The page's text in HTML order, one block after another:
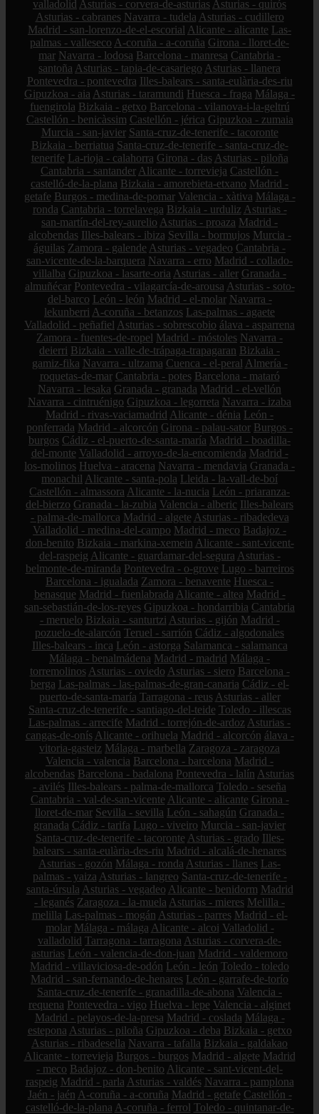
valladolid Asturias - corvera-de-asturias Asturias - quirós
Asturias - cabranes Navarra - tudela Asturias - cudillero
Madrid - san-lorenzo-de-el-escorial Alicante - alicante Las-
palmas - valleseco A-coruña - a-coruña Girona - lloret-de-
mar Navarra - lodosa Barcelona - manresa Cantabria -
santoña Asturias - tapia-de-casariego Asturias - llanera
Pontevedra - pontevedra Illes-balears - santa-eulària-des-riu
Gipuzkoa - aia Asturias - taramundi Huesca - fraga Málaga -
fuengirola Bizkaia - getxo Barcelona - vilanova-i-la-geltrú
Castellón - benicàssim Castellón - jérica Gipuzkoa - zumaia
Murcia - san-javier Santa-cruz-de-tenerife - tacoronte
Bizkaia - berriatua Santa-cruz-de-tenerife - santa-cruz-de-
tenerife La-rioja - calahorra Girona - das Asturias - piloña
Cantabria - santander Alicante - torrevieja Castellón -
castelló-de-la-plana Bizkaia - amorebieta-etxano Madrid -
getafe Burgos - medina-de-pomar Valencia - xàtiva Málaga -
ronda Cantabria - torrelavega Bizkaia - urduliz Asturias -
san-martín-del-rey-aurelio Asturias - proaza Madrid -
alcobendas Illes-balears - ibiza Sevilla - bormujos Murcia -
águilas Zamora - galende Asturias - vegadeo Cantabria -
san-vicente-de-la-barquera Navarra - erro Madrid - collado-
villalba Gipuzkoa - lasarte-oria Asturias - aller Granada -
almuñécar Pontevedra - vilagarcía-de-arousa Asturias - soto-
del-barco León - león Madrid - el-molar Navarra -
lekunberri A-coruña - betanzos Las-palmas - agaete
Valladolid - peñafiel Asturias - sobrescobio álava - asparrena
Zamora - fuentes-de-ropel Madrid - móstoles Navarra -
deierri Bizkaia - valle-de-trápaga-trapagaran Bizkaia -
gamiz-fika Navarra - ultzama Cuenca - el-peral Almería -
roquetas-de-mar Cantabria - potes Barcelona - mataró
Navarra - lesaka Granada - granada Madrid - el-vellón
Navarra - cintruénigo Gipuzkoa - legorreta Navarra - izaba
Madrid - rivas-vaciamadrid Alicante - dénia León -
ponferrada Madrid - alcorcón Girona - palau-sator Burgos -
burgos Cádiz - el-puerto-de-santa-maría Madrid - boadilla-
del-monte Valladolid - arroyo-de-la-encomienda Madrid -
los-molinos Huelva - aracena Navarra - mendavia Granada -
monachil Alicante - santa-pola Lleida - la-vall-de-boí
Castellón - almassora Alicante - la-nucia León - priaranza-
del-bierzo Granada - la-zubia Valencia - alberic Illes-balears
- palma-de-mallorca Madrid - algete Asturias - ribadedeva
Valladolid - medina-del-campo Madrid - meco Badajoz -
don-benito Bizkaia - markina-xemein Alicante - sant-vicent-
del-raspeig Alicante - guardamar-del-segura Asturias -
belmonte-de-miranda Pontevedra - o-grove Lugo - barreiros
Barcelona - igualada Zamora - benavente Huesca -
benasque Madrid - fuenlabrada Alicante - altea Madrid -
san-sebastián-de-los-reyes Gipuzkoa - hondarribia Cantabria
- meruelo Bizkaia - santurtzi Asturias - gijón Madrid -
pozuelo-de-alarcón Teruel - sarrión Cádiz - algodonales
Illes-balears - inca León - astorga Salamanca - salamanca
Málaga - benalmádena Madrid - madrid Málaga -
torremolinos Asturias - oviedo Asturias - siero Barcelona -
berga Las-palmas - las-palmas-de-gran-canaria Cádiz - el-
puerto-de-santa-maría Tarragona - reus Asturias - aller
Santa-cruz-de-tenerife - santiago-del-teide Toledo - illescas
Las-palmas - arrecife Madrid - torrejón-de-ardoz Asturias -
cangas-de-onís Alicante - orihuela Madrid - alcorcón álava -
vitoria-gasteiz Málaga - marbella Zaragoza - zaragoza
Valencia - valencia Barcelona - barcelona Madrid -
alcobendas Barcelona - badalona Pontevedra - lalín Asturias
- avilés Illes-balears - palma-de-mallorca Toledo - seseña
Cantabria - val-de-san-vicente Alicante - alicante Girona -
lloret-de-mar Sevilla - sevilla León - sahagún Granada -
granada Cádiz - tarifa Lugo - viveiro Murcia - san-javier
Santa-cruz-de-tenerife - tacoronte Asturias - grado Illes-
balears - santa-eulària-des-riu Madrid - alcalá-de-henares
Asturias - gozón Málaga - ronda Asturias - llanes Las-
palmas - yaiza Asturias - langreo Santa-cruz-de-tenerife -
santa-úrsula Asturias - vegadeo Alicante - benidorm Madrid
- leganés Zaragoza - la-muela Asturias - mieres Melilla -
melilla Las-palmas - mogán Asturias - parres Madrid - el-
molar Málaga - málaga Alicante - alcoi Valladolid -
valladolid Tarragona - tarragona Asturias - corvera-de-
asturias León - valencia-de-don-juan Madrid - valdemoro
Madrid - villaviciosa-de-odón León - león Toledo - toledo
Madrid - san-fernando-de-henares León - garrafe-de-torío
Santa-cruz-de-tenerife - granadilla-de-abona Valencia -
requena Pontevedra - vigo Huelva - lepe Valencia - alginet
Madrid - pelayos-de-la-presa Madrid - coslada Málaga -
estepona Asturias - piloña Gipuzkoa - deba Bizkaia - getxo
Asturias - ribadesella Navarra - tafalla Bizkaia - galdakao
Alicante - torrevieja Burgos - burgos Madrid - algete Madrid
- meco Badajoz - don-benito Alicante - sant-vicent-del-
raspeig Madrid - parla Asturias - valdés Navarra - pamplona
Jaén - jaén A-coruña - a-coruña Madrid - getafe Castellón -
castelló-de-la-plana A-coruña - ferrol Toledo - quintanar-de-